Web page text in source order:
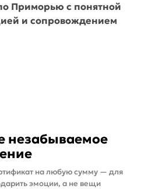
Приморью с понятной
и сопровождением
незабываемое
на любую сумму — для
эмоции, а не вещи